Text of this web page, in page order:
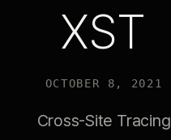
XST
OCTOBER 8, 2021
Cross-Site Tracing